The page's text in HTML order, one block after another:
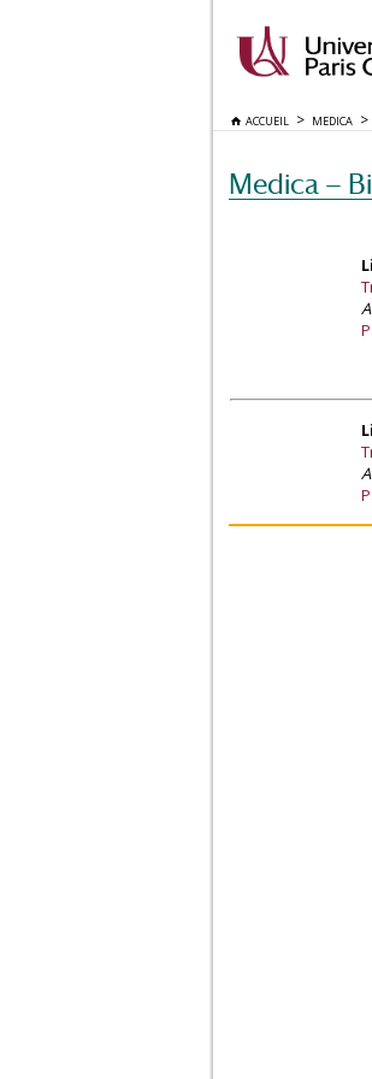
ACCUEIL MEDICA
Medica —